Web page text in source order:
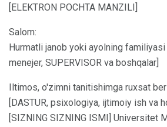
[ELEKTRON POCHTA MANZILI]
Salom:
Hurmatli janob yoki ayolning
menejer, SUPERVISOR va boshqalar]
Iltimos, o'zimni tanitishimga ruxsat
[DASTUR, psixologiya, ijtimoiy ish va
[SIZNING SIZNING ISMI] Universitet